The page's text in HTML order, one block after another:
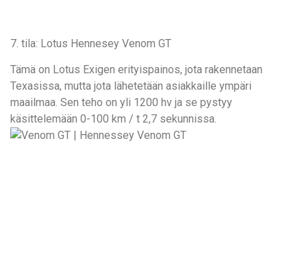
7. tila: Lotus Hennesey Venom GT
Tämä on Lotus Exigen erityispainos, jota rakennetaan
Texasissa, mutta jota lähetetään asiakkaille ympäri
maailmaa. Sen teho on yli 1200 hv ja se pystyy
käsittelemään 0-100 km / t 2,7 sekunnissa.